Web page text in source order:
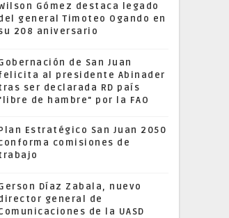
Gómez destaca legado
general Timoteo Ogando en
208 aniversario
de San Juan
al presidente Abinader
ser declarada RD país
de hambre" por la FAO
Estratégico San Juan 2050
comisiones de
Díaz Zabala, nuevo
general de
de la UASD